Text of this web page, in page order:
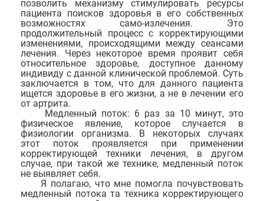
позволить механизму стимулировать ресурсы
пациента поисков здоровья в его собственных
возможностях само-излечения. Это
продолжительный процесс с корректирующими
изменениями, происходящими между сеансами
лечения. Через некоторое время проявит себя
относительное здоровье, доступное данному
индивиду с данной клинической проблемой. Суть
заключается в том, что для данного пациента
ищется здоровье в его жизни, а не в лечении его
от артрита.
Медленный поток: 6 раз за 10 минут, это
физическое явление, которое случается в
физиологии организма. В некоторых случаях
этот поток проявляется при применении
корректирующей техники лечения, в другом
случае, при такой же технике, медленный поток
не выявляет себя.
Я полагаю, что мне помогла почувствовать
медленный потока та техника корректирующего